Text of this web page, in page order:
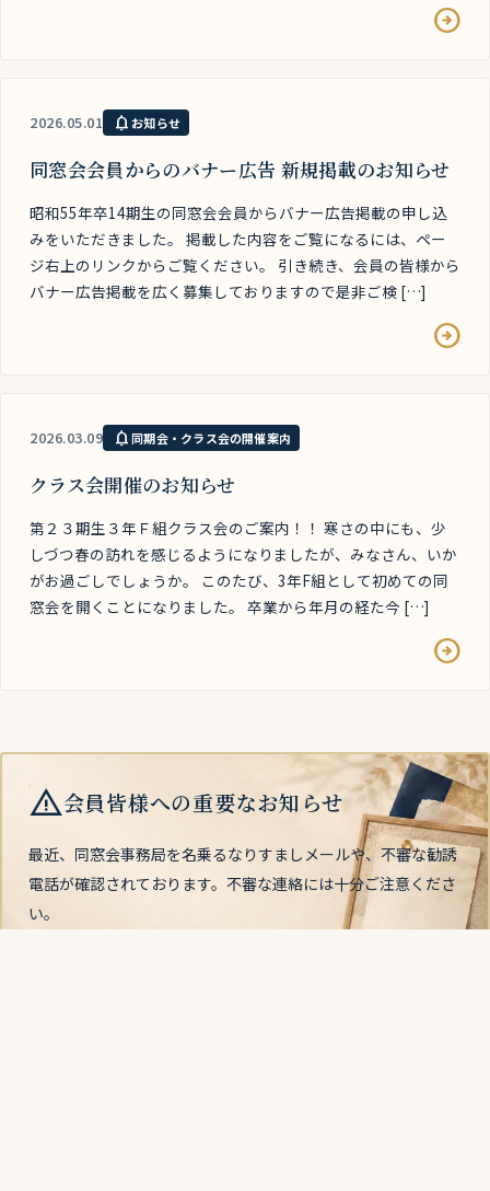
arrow_circle_right
2026.05.01 notificationsお知らせ
同窓会会員からのバナー広告 新規掲載のお知らせ
昭和55年卒14期生の同窓会会員からバナー広告掲載の申し込
みをいただきました。 掲載した内容をご覧になるには、ペー
ジ右上のリンクからご覧ください。 引き続き、会員の皆様から
バナー広告掲載を広く募集しておりますので是非ご検 […]
arrow_circle_right
2026.03.09 notifications同期会・クラス会の開催案内
クラス会開催のお知らせ
第２３期生３年Ｆ組クラス会のご案内！！ 寒さの中にも、少
しづつ春の訪れを感じるようになりましたが、みなさん、いか
がお過ごしでしょうか。 このたび、3年F組として初めての同
窓会を開くことになりました。 卒業から年月の経た今 […]
arrow_circle_right
warning会員皆様への重要なお知らせ
最近、同窓会事務局を名乗るなりすましメールや、不審な勧誘
電話が確認されております。不審な連絡には十分ご注意くださ
い。